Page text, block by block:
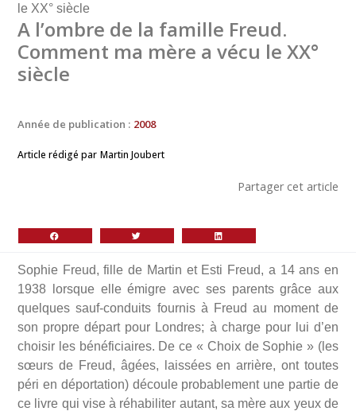
le XX° siècle
A l’ombre de la famille Freud.
Comment ma mère a vécu le XX°
siècle
Année de publication : 2008
Article rédigé par Martin Joubert
Partager cet article
Sophie Freud, fille de Martin et Esti Freud, a 14 ans en
1938 lorsque elle émigre avec ses parents grâce aux
quelques sauf-conduits fournis à Freud au moment de
son propre départ pour Londres; à charge pour lui d’en
choisir les bénéficiaires. De ce « Choix de Sophie » (les
sœurs de Freud, âgées, laissées en arrière, ont toutes
péri en déportation) découle probablement une partie de
ce livre qui vise à réhabiliter autant, sa mère aux yeux de